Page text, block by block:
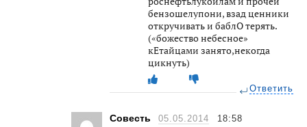
бензошелупони, взад ценники
откручивать и баблО терять.
(«божество небесное»
кЕтайцами занято,некогда
цикнуть)
Ответить
Совесть 05.05.2014 18:58